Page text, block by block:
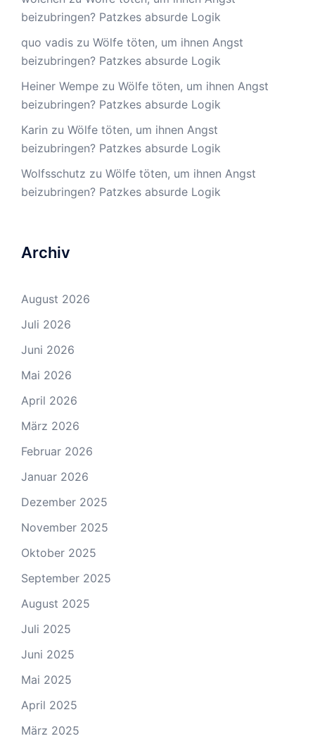
beizubringen? Patzkes absurde Logik
quo vadis zu Wölfe töten, um ihnen Angst
beizubringen? Patzkes absurde Logik
Heiner Wempe zu Wölfe töten, um ihnen Angst
beizubringen? Patzkes absurde Logik
Karin zu Wölfe töten, um ihnen Angst
beizubringen? Patzkes absurde Logik
Wolfsschutz zu Wölfe töten, um ihnen Angst
beizubringen? Patzkes absurde Logik
Archiv
August 2026
Juli 2026
Juni 2026
Mai 2026
April 2026
März 2026
Februar 2026
Januar 2026
Dezember 2025
November 2025
Oktober 2025
September 2025
August 2025
Juli 2025
Juni 2025
Mai 2025
April 2025
März 2025